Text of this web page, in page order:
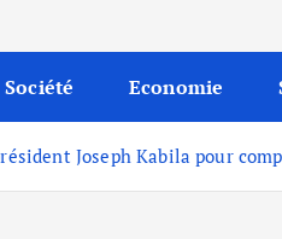
Société Economie
Joseph Kabila pour